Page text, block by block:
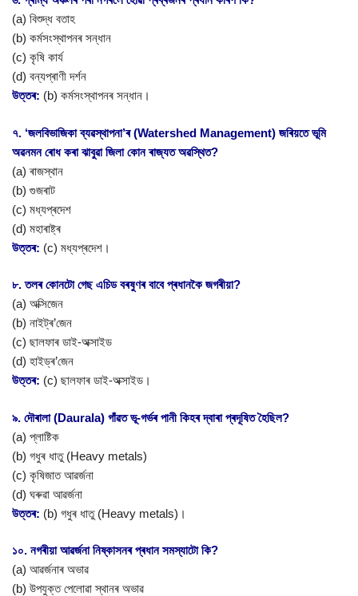
(a) বিশুদ্ধ বতাহ
(b) কৰ্মসংস্থাপনৰ সন্ধান
(c) কৃষি কাৰ্য
(d) বন্যপ্ৰাণী দৰ্শন
উত্তৰ: (b) কৰ্মসংস্থাপনৰ সন্ধান।
৭. ‘জলবিভাজিকা ব্যৱস্থাপনা’ৰ (Watershed Management) জৰিয়তে ভূমি
অৱনমন ৰোধ কৰা ঝাবুৱা জিলা কোন ৰাজ্যত অৱস্থিত?
(a) ৰাজস্থান
(b) গুজৰাট
(c) মধ্যপ্ৰদেশ
(d) মহাৰাষ্ট্ৰ
উত্তৰ: (c) মধ্যপ্ৰদেশ।
৮. তলৰ কোনটো গেছ এচিড বৰষুণৰ বাবে প্ৰধানকৈ জগৰীয়া?
(a) অক্সিজেন
(b) নাইট্ৰ’জেন
(c) ছালফাৰ ডাই-অক্সাইড
(d) হাইড্ৰ’জেন
উত্তৰ: (c) ছালফাৰ ডাই-অক্সাইড।
৯. দৌৰালা (Daurala) গাঁৱত ভূ-গৰ্ভৰ পানী কিহৰ দ্বাৰা প্ৰদূষিত হৈছিল?
(a) প্লাষ্টিক
(b) গধুৰ ধাতু (Heavy metals)
(c) কৃষিজাত আৱৰ্জনা
(d) ঘৰুৱা আৱৰ্জনা
উত্তৰ: (b) গধুৰ ধাতু (Heavy metals)।
১০. নগৰীয়া আৱৰ্জনা নিষ্কাসনৰ প্ৰধান সমস্যাটো কি?
(a) আৱৰ্জনাৰ অভাৱ
(b) উপযুক্ত পেলোৱা স্থানৰ অভাৱ